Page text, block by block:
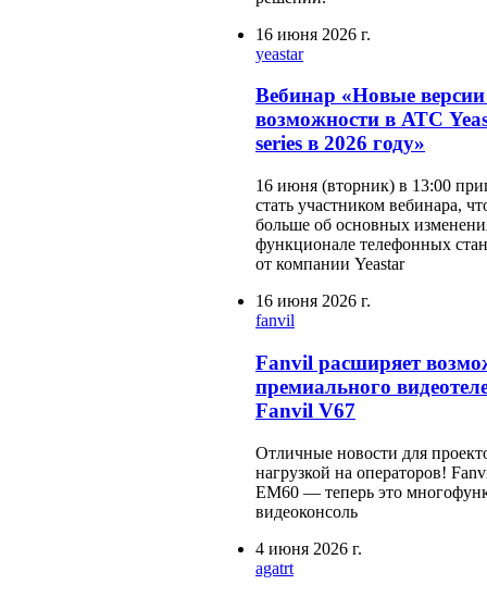
16 июня 2026 г.
yeastar
Вебинар «Новые
возможности в АТС
series в 2026 году»
16 июня (вторник) в 13:00
стать участником вебинара,
больше об основных
функционале телефонных
от компании Yeastar
16 июня 2026 г.
fanvil
Fanvil расширяет
премиального
Fanvil V67
Отличные новости для
нагрузкой на операторов!
EM60 — теперь это
видеоконсоль
4 июня 2026 г.
agatrt